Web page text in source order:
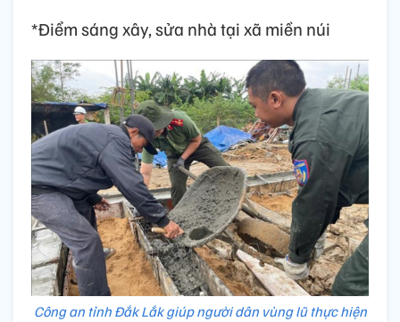
*Điểm sáng xây, sửa nhà tại xã miền núi
Công an tỉnh Đắk Lắk giúp người dân vùng lũ thực hiện